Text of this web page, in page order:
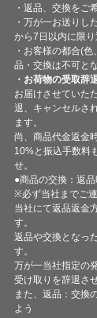
・返品、交換をご
・万が一お送りし
から7日以内に限
・お客様の都合(
品・交換は不可と
・お荷物の受取辞
お届けさせていた
退、キャンセルさ
ます。
尚、商品代金返金
10%と振込手数料
せ。
●商品の交換：返
※必ず当社までご連
当社にて返品返金
す。
返品や交換となっ
す。
万が一当社指定の
受け取りを辞退さ
また、返品：交換
よう